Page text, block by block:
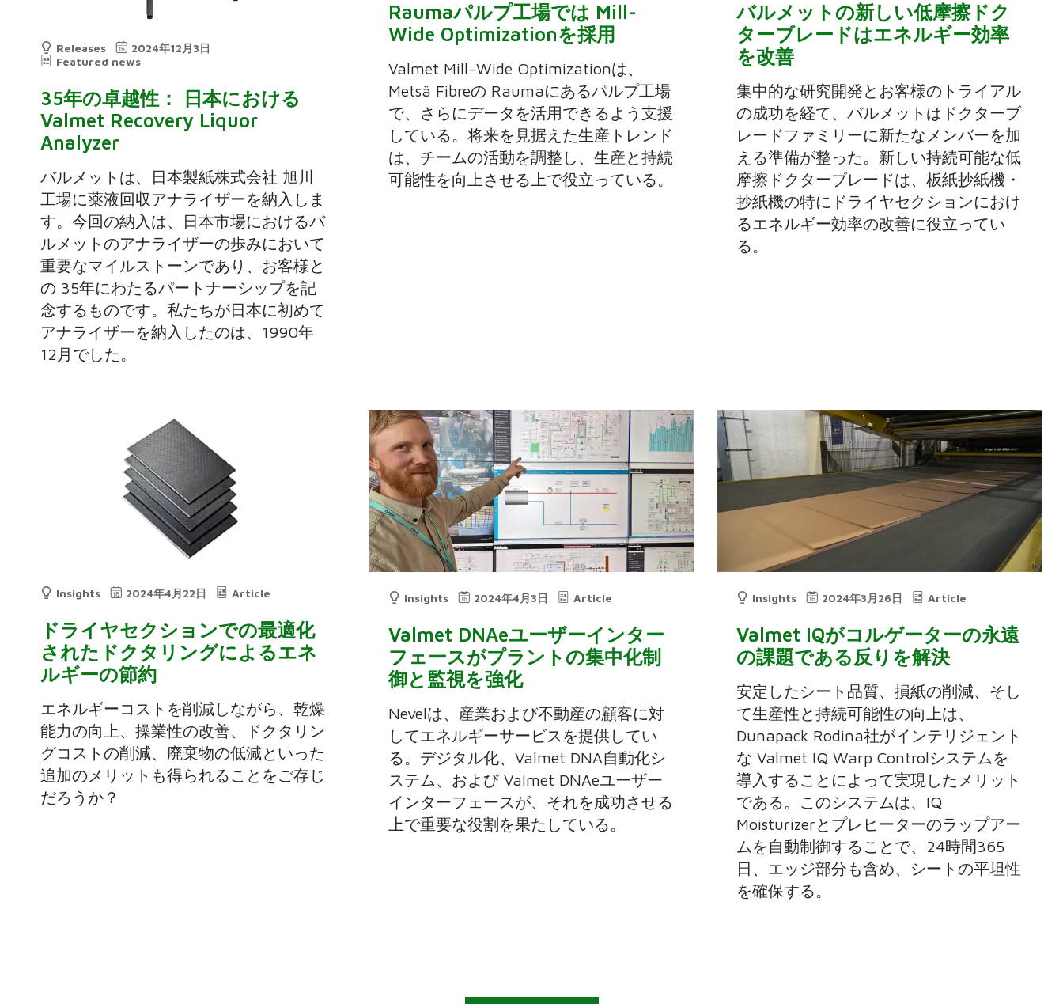
Releases
2024年12月3日
Featured news
35年の卓越性： 日本における
Valmet Recovery Liquor
Analyzer
バルメットは、日本製紙株式会社 旭川
工場に薬液回収アナライザーを納入しま
す。今回の納入は、日本市場におけるバ
ルメットのアナライザーの歩みにおいて
重要なマイルストーンであり、お客様と
の 35年にわたるパートナーシップを記
念するものです。私たちが日本に初めて
アナライザーを納入したのは、1990年
12月でした。
Raumaパルプ工場では Mill-
Wide Optimizationを採用
Valmet Mill-Wide Optimizationは、
Metsä Fibreの Raumaにあるパルプ工場
で、さらにデータを活用できるよう支援
している。将来を見据えた生産トレンド
は、チームの活動を調整し、生産と持続
可能性を向上させる上で役立っている。
バルメットの新しい低摩擦ドク
ターブレードはエネルギー効率
を改善
集中的な研究開発とお客様のトライアル
の成功を経て、バルメットはドクターブ
レードファミリーに新たなメンバーを加
える準備が整った。新しい持続可能な低
摩擦ドクターブレードは、板紙抄紙機・
抄紙機の特にドライヤセクションにおけ
るエネルギー効率の改善に役立ってい
る。
Insights 2024年4月22日 Article
ドライヤセクションでの最適化
されたドクタリングによるエネ
ルギーの節約
エネルギーコストを削減しながら、乾燥
能力の向上、操業性の改善、ドクタリン
グコストの削減、廃棄物の低減といった
追加のメリットも得られることをご存じ
だろうか？
Insights 2024年4月3日 Article
Valmet DNAeユーザーインター
フェースがプラントの集中化制
御と監視を強化
Nevelは、産業および不動産の顧客に対
してエネルギーサービスを提供してい
る。デジタル化、Valmet DNA自動化シ
ステム、および Valmet DNAeユーザー
インターフェースが、それを成功させる
上で重要な役割を果たしている。
Insights 2024年3月26日 Article
Valmet IQがコルゲーターの永遠
の課題である反りを解決
安定したシート品質、損紙の削減、そし
て生産性と持続可能性の向上は、
Dunapack Rodina社がインテリジェント
な Valmet IQ Warp Controlシステムを
導入することによって実現したメリット
である。このシステムは、IQ
Moisturizerとプレヒーターのラップアー
ムを自動制御することで、24時間365
日、エッジ部分も含め、シートの平坦性
を確保する。